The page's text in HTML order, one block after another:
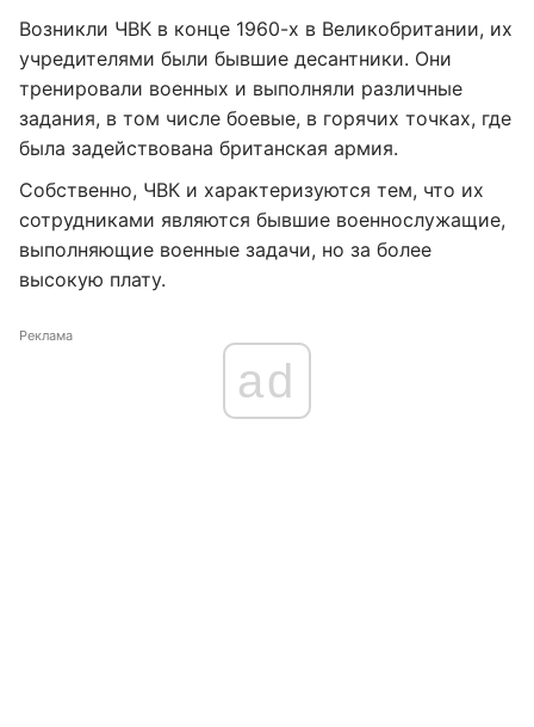
Возникли ЧВК в конце 1960-х в Великобритании, их
учредителями были бывшие десантники. Они
тренировали военных и выполняли различные
задания, в том числе боевые, в горячих точках, где
была задействована британская армия.
Собственно, ЧВК и характеризуются тем, что их
сотрудниками являются бывшие военнослужащие,
выполняющие военные задачи, но за более
высокую плату.
Реклама
ad